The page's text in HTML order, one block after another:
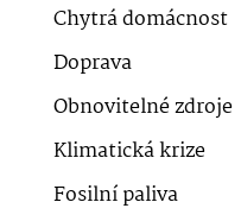
Chytrá domácnost
Doprava
Obnovitelné zdroje
Klimatická krize
Fosilní paliva